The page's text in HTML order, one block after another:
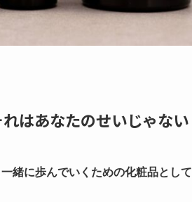
はあなたのせいじゃない
緒に歩んでいくための化粧品として